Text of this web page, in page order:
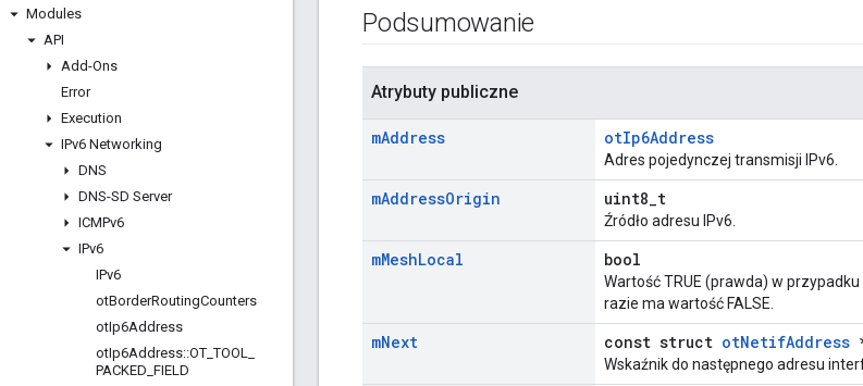
Modules
API
Add-Ons
Error
Execution
IPv6 Networking
DNS
DNS-SD Server
ICMPv6
IPv6
IPv6
otBorderRoutingCounters
otIp6Address
otIp6Address::OT _TOOL
PACKED FIELD
Podsumowanie
Atrybuty publiczne
mAddress otIp6Address
Adres pojedynczej transmisji IPv6.
mAddressOrigin uint8_t
Źródło adresu IPv6.
mMeshLocal bool
Wartość TRUE (prawda) w
razie ma wartość FALSE.
mNext const struct otNetifAddress
Wskaźnik do następnego adresu